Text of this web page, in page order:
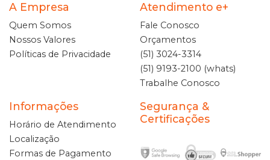
A Empresa
Quem Somos
Nossos Valores
Políticas de Privacidade
Atendimento e+
Fale Conosco
Orçamentos
(51) 3024-3314
(51) 9193-2100 (whats)
Trabalhe Conosco
Informações
Horário de Atendimento
Localização
Formas de Pagamento
Segurança &
Certificações